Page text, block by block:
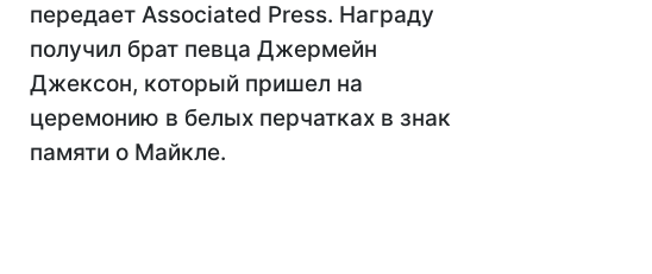
передает Associated Press. Награду
получил брат певца Джермейн
Джексон, который пришел на
церемонию в белых перчатках в знак
памяти о Майкле.